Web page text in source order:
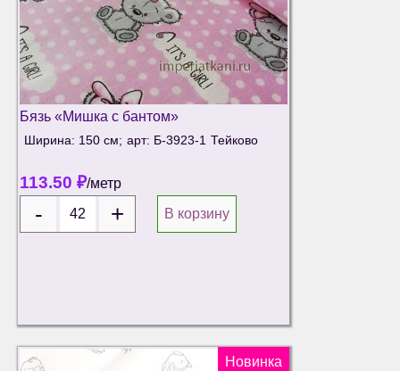
Бязь «Мишка с бантом»
Ширина: 150 см; арт: Б-3923-1 Тейково
113.50 ₽/метр
В корзину
Новинка